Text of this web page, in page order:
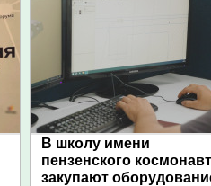
В школу имени
пензенского
закупают